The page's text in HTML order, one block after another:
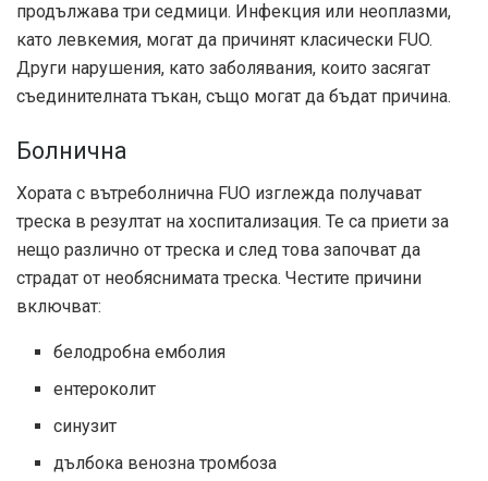
продължава три седмици. Инфекция или неоплазми,
като левкемия, могат да причинят класически FUO.
Други нарушения, като заболявания, които засягат
съединителната тъкан, също могат да бъдат причина.
Болнична
Хората с вътреболнична FUO изглежда получават
треска в резултат на хоспитализация. Те са приети за
нещо различно от треска и след това започват да
страдат от необяснимата треска. Честите причини
включват:
белодробна емболия
ентероколит
синузит
дълбока венозна тромбоза